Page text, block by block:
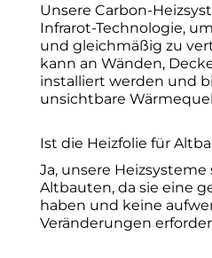
Unsere Carbon-
Infrarot-Technologie,
und gleichmäßig zu
kann an Wänden,
installiert werden und
unsichtbare
Ist die Heizfolie für
Ja, unsere
Altbauten, da sie eine
haben und keine
Veränderungen